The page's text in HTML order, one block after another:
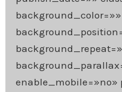
enable_mobile=»no»